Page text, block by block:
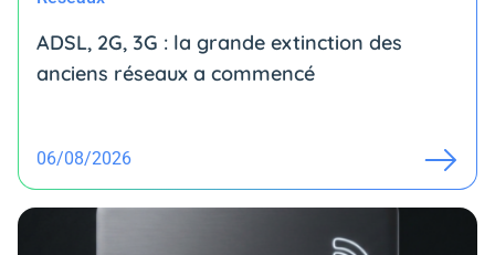
ADSL, 2G, 3G : la grande extinction des
anciens réseaux a commencé
06/08/2026